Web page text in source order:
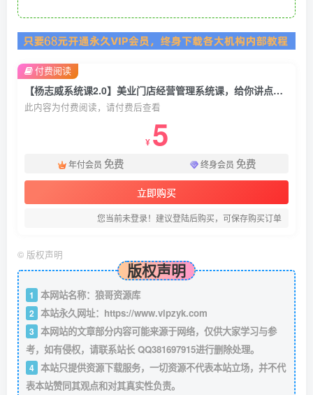
【杨志威系统课2.0】美业门店经营管理系统课，给你讲点美业的实在干货，含资料
此内容为付费阅读，请付费后查看
¥ 5
年付会员 免费 终身会员 免费
立即购买
您当前未登录！建议登陆后购买，可保存购买订单
付费阅读
© 版权声明
版权声明
1 本网站名称：狼哥资源库
2 本站永久网址： https://www.vipzyk.com
3 本网站的文章部分内容可能来源于网络，仅供大家学习与参
考，如有侵权，请联系站长 QQ381697915进行删除处理。
4 本站只提供资源下载服务，一切资源不代表本站立场，并不代
表本站赞同其观点和对其真实性负责。